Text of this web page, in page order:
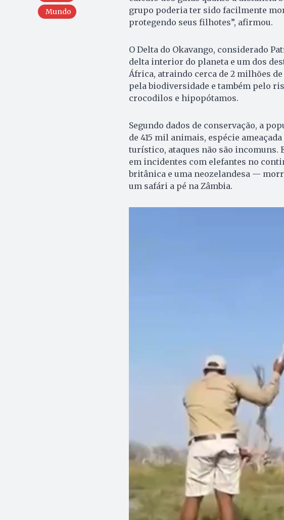
Mundo
grupo poderia ter sido facilmente
protegendo seus filhotes”, afirmou.
O Delta do Okavango, considerado
delta interior do planeta e um dos
África, atraindo cerca de 2 milhões
pela biodiversidade e também pelo
crocodilos e hipopótamos.
Segundo dados de conservação, a
de 415 mil animais, espécie
turístico, ataques não são incomuns.
em incidentes com elefantes no
britânica e uma neozelandesa —
um safári a pé na Zâmbia.